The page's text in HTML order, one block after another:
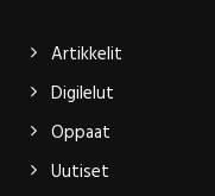
Artikkelit
Digilelut
Oppaat
Uutiset